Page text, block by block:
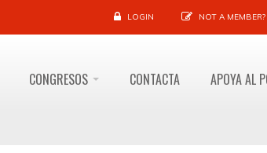
LOGIN NOT A MEMBER?
CONGRESOS CONTACTA APOYA AL